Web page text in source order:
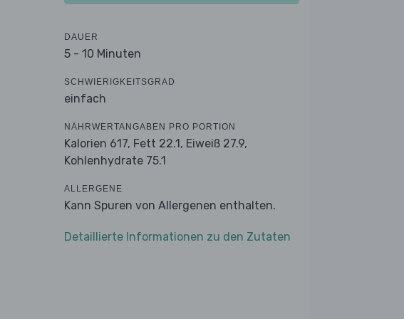
DAUER
5 - 10 Minuten
SCHWIERIGKEITSGRAD
einfach
NÄHRWERTANGABEN PRO PORTION
Kalorien 617, Fett 22.1, Eiweiß 27.9,
Kohlenhydrate 75.1
ALLERGENE
Kann Spuren von Allergenen enthalten.
Detaillierte Informationen zu den Zutaten